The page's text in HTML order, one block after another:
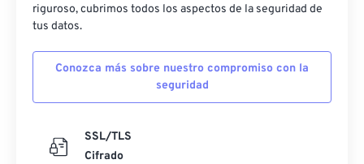
riguroso, cubrimos todos los aspectos de la seguridad de
tus datos.
Conozca más sobre nuestro compromiso con la
seguridad
SSL/TLS
Cifrado